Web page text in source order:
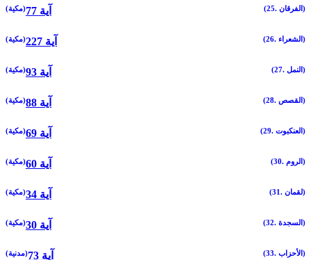
(25. الفرقان) (مكية) 77 آية
(26. الشعراء) (مكية) 227 آية
(27. النمل) (مكية) 93 آية
(28. القصص) (مكية) 88 آية
(29. العنكبوت) (مكية) 69 آية
(30. الروم) (مكية) 60 آية
(31. لقمان) (مكية) 34 آية
(32. السجدة) (مكية) 30 آية
(33. الأحزاب) (مدنية) 73 آية